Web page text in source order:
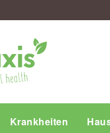
Krankheiten